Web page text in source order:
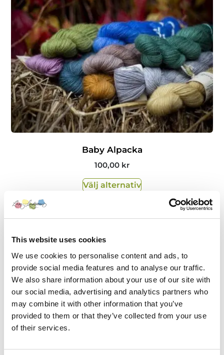
This website uses cookies
We use cookies to personalise content and ads, to
provide social media features and to analyse our traffic.
We also share information about your use of our site with
our social media, advertising and analytics partners who
may combine it with other information that you’ve
provided to them or that they’ve collected from your use
of their services.
Baby Alpacka
100,00 kr
Välj alternativ